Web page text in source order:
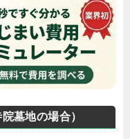
墓地の場合）